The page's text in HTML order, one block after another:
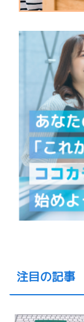
注目の記事